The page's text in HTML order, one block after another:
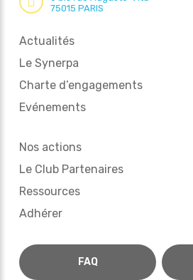
75015 PARIS
Actualités
Le Synerpa
Charte d’engagements
Evénements
Nos actions
Le Club Partenaires
Ressources
Adhérer
FAQ